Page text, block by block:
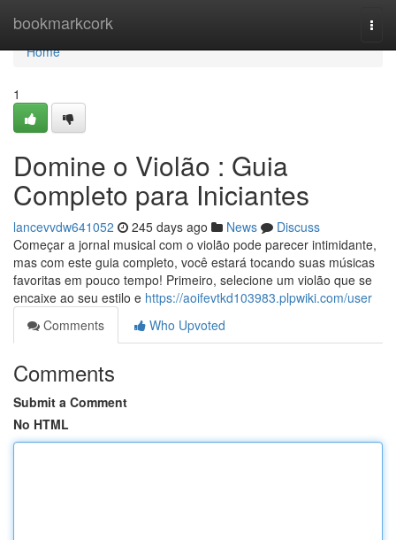
bookmarkcork
Home
Home
1
Domine o Violão : Guia
Completo para Iniciantes
lancevvdw641052 245 days ago News
Discuss
Começar a jornal musical com o violão pode parecer intimidante,
mas com este guia completo, você estará tocando suas músicas
favoritas em pouco tempo! Primeiro, selecione um violão que se
encaixe ao seu estilo e https://aoifevtkd103983.plpwiki.com/user
Comments
Who Upvoted
Comments
Submit a Comment
No HTML